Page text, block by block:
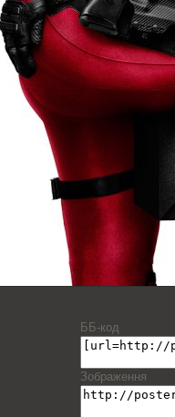
ББ-код
Зображення